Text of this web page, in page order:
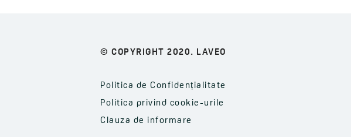
© COPYRIGHT 2020. LAVEO
Politica de Confidențialitate
Politica privind cookie-urile
Clauza de informare